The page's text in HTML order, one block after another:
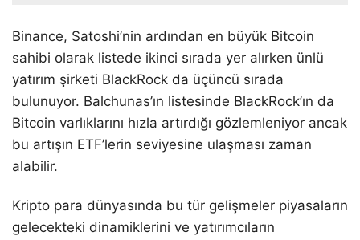
Binance, Satoshi’nin ardından en büyük Bitcoin
sahibi olarak listede ikinci sırada yer alırken ünlü
yatırım şirketi BlackRock da üçüncü sırada
bulunuyor. Balchunas’ın listesinde BlackRock’ın da
Bitcoin varlıklarını hızla artırdığı gözlemleniyor ancak
bu artışın ETF’lerin seviyesine ulaşması zaman
alabilir.
Kripto para dünyasında bu tür gelişmeler piyasaların
gelecekteki dinamiklerini ve yatırımcıların